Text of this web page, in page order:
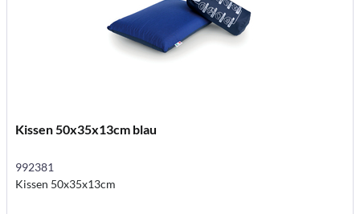
Kissen 50x35x13cm blau
992381
Kissen 50x35x13cm